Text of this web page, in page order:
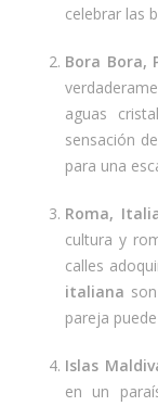
celebrar las
Bora Bora,
aguas
sensación
para una
Roma,
cultura y
calles
italiana
pareja
Islas
en un